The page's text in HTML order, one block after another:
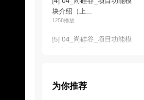
块介绍（上...
1258播放
[5] 04_尚硅谷_项目功能模
介绍
为你推荐